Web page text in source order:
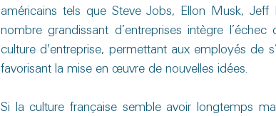
américains tels que Steve Jobs, Ellon Musk,
nombre grandissant d’entreprises intègre
culture d'entreprise, permettant aux employés de
favorisant la mise en œuvre de nouvelles idées.
Si la culture française semble avoir longtemps